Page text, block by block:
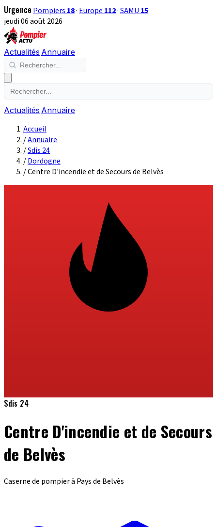
Urgence Pompiers 18· Europe 112·SAMU 15
jeudi 06 août 2026
Actualités Annuaire
Actualités Annuaire
Accueil
/Annuaire
/Sdis 24
/Dordogne
/Centre D'incendie et de Secours de Belvès
Sdis 24
Centre D'incendie et de Secours
de Belvès
Caserne de pompier à Pays de Belvès